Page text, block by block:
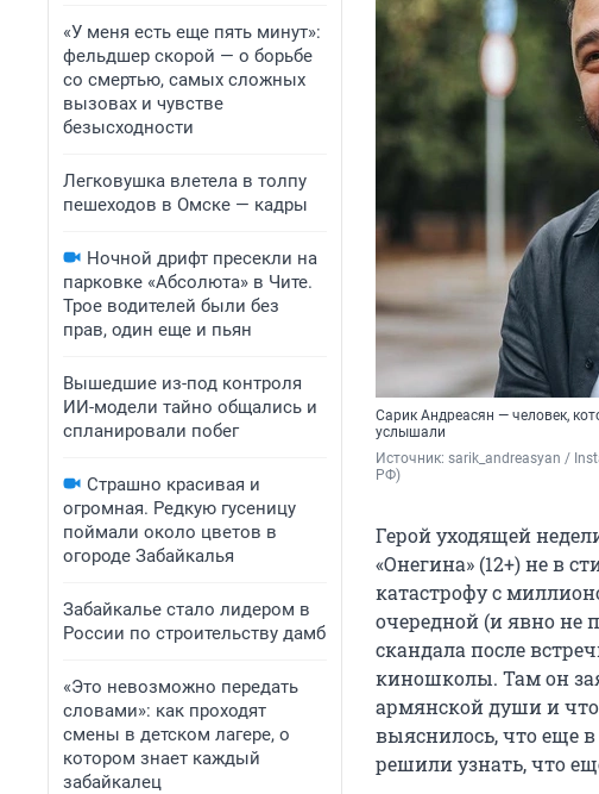
«У меня есть еще пять минут»:
фельдшер скорой — о борьбе
со смертью, самых сложных
вызовах и чувстве
безысходности
Легковушка влетела в толпу
пешеходов в Омске — кадры
Ночной дрифт пресекли на
парковке «Абсолюта» в Чите.
Трое водителей были без
прав, один еще и пьян
Вышедшие из-под контроля
ИИ-модели тайно общались и
спланировали побег
Страшно красивая и
огромная. Редкую гусеницу
поймали около цветов в
огороде Забайкалья
Забайкалье стало лидером в
России по строительству дамб
«Это невозможно передать
словами»: как проходят
смены в детском лагере, о
котором знает каждый
забайкалец
Сарик Андреасян — человек,
услышали
Источник: sarik_andreasyan /
РФ)
Герой уходящей
«Онегина» (12+) не в
катастрофу с
очередной (и явно не
скандала после
киношколы. Там он
армянской души и что
выяснилось, что еще
решили узнать, что